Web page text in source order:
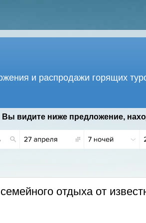
и распродажи горящих
Вы видите ниже предложение,
отдыха от